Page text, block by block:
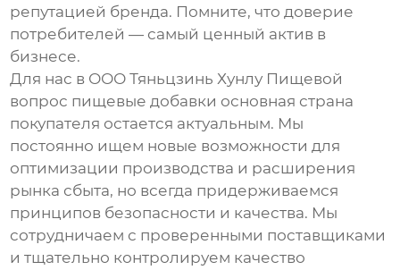
репутацией бренда. Помните, что доверие
потребителей — самый ценный актив в
бизнесе.
Для нас в ООО Тяньцзинь Хунлу Пищевой
вопрос пищевые добавки основная страна
покупателя остается актуальным. Мы
постоянно ищем новые возможности для
оптимизации производства и расширения
рынка сбыта, но всегда придерживаемся
принципов безопасности и качества. Мы
сотрудничаем с проверенными поставщиками
и тщательно контролируем качество